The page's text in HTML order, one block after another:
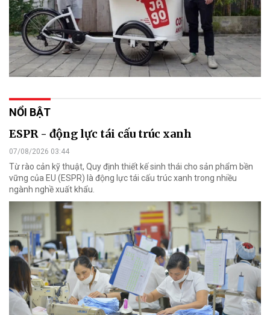
NỔI BẬT
ESPR - động lực tái cấu trúc xanh
07/08/2026 03:44
Từ rào cản kỹ thuật, Quy định thiết kế sinh thái cho sản phẩm bền
vững của EU (ESPR) là động lực tái cấu trúc xanh trong nhiều
ngành nghề xuất khẩu.